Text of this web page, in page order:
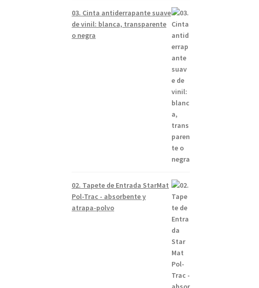
03. Cinta antiderrapante suave
de vinil: blanca, transparente
o negra
02. Tapete de Entrada StarMat
Pol-Trac - absorbente y
atrapa-polvo